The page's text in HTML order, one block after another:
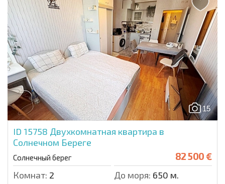
15
ID 15758 Двухкомнатная квартира в
Солнечном Береге
Солнечный берег 82 500 €
Комнат: 2 До моря: 650 м.